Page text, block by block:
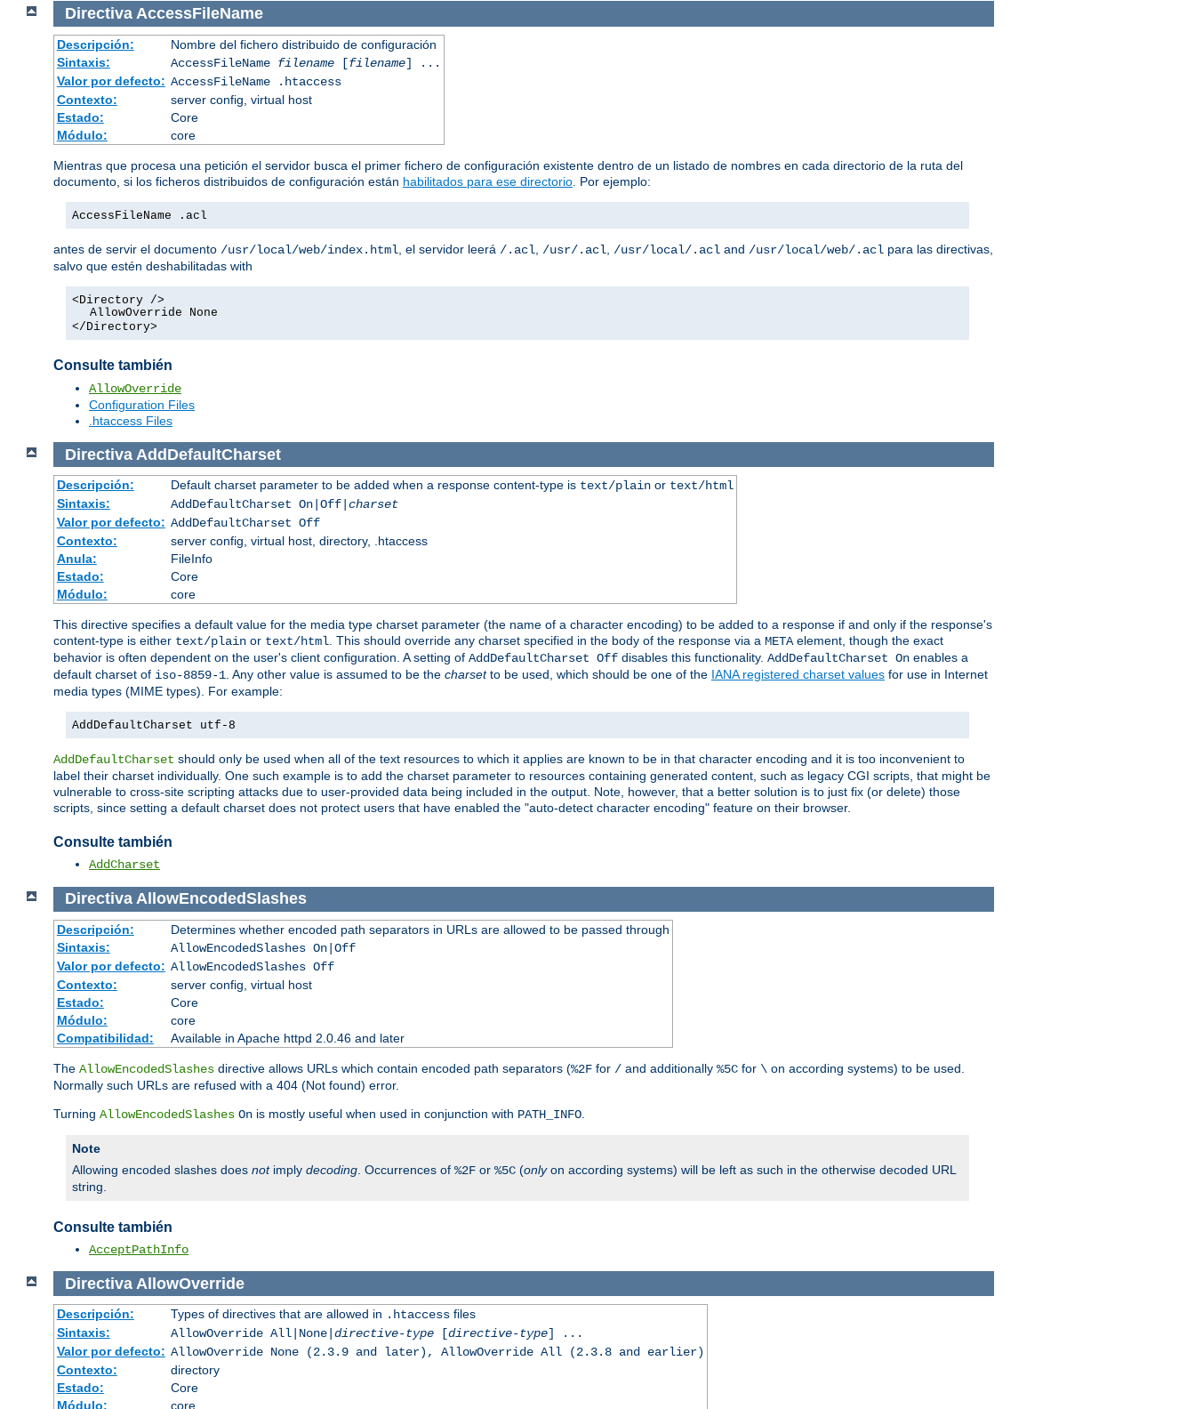
Directiva AccessFileName
Descripción:
Nombre del fichero distribuido de configuración
Sintaxis:
AccessFileName filename[filename] ...
Valor por defecto: AccessFileName .htaccess
Contexto:
server config, virtual host
Estado:
Core
Módulo:
core
Mientras que procesa una petición el servidor busca el primer fichero de configuración existente dentro de un listado de nombres en cada directorio de la ruta del
documento, si los ficheros distribuidos de configuración están habilitados para ese directorio . Por ejemplo:
AccessFileName .acl
antes de servir el documento /usr/local/web/index.html , el servidor leerá /.acl /usr/.acl /usr/local/.acl and /usr/local/web/.acl para las directivas,
salvo que estén deshabilitadas with
<Directory />
AllowOverride None
</Directory>
Consulte también
AllowOverride
Configuration Files
.htaccess Files
Directiva AddDefaultCharset
Descripción: Default charset parameter to be added when a response content-type is text/plainor text/html
Sintaxis:
AddDefaultCharset On|Off| charset
Valor por defecto: AddDefaultCharset Off
Contexto:
server config, virtual host, directory, .htaccess
Anula:
FileInfo
Estado:
Core
Módulo:
core
This directive specifies a default value for the media type charset parameter (the name of a character encoding) to be added to a response if and only if the response's
content-type is either text/plain or text/html. This should override any charset specified in the body of the response via a METAelement, though the exact
behavior is often dependent on the user's client configuration. A setting of AddDefaultCharset Off disables this functionality. AddDefaultCharset On enables a
default charset of iso-8859-1. Any other value is assumed to be the charsetto be used, which should be one of the IANA registered charset values for use in Internet
media types (MIME types). For example:
AddDefaultCharset utf-8
AddDefaultCharset should only be used when all of the text resources to which it applies are known to be in that character encoding and it is too inconvenient to
label their charset individually. One such example is to add the charset parameter to resources containing generated content, such as legacy CGI scripts, that might be
vulnerable to cross-site scripting attacks due to user-provided data being included in the output. Note, however, that a better solution is to just fix (or delete) those
scripts, since setting a default charset does not protect users that have enabled the "auto-detect character encoding" feature on their browser.
Consulte también
AddCharset
Directiva AllowEncodedSlashes
Descripción:
Determines whether encoded path separators in URLs are allowed to be passed through
Sintaxis:
AllowEncodedSlashes On|Off
Valor por defecto: AllowEncodedSlashes Off
Contexto:
server config, virtual host
Estado:
Core
Módulo:
core
Compatibilidad:
Available in Apache httpd 2.0.46 and later
The AllowEncodedSlashes directive allows URLs which contain encoded path separators (%2F for / and additionally %5C for \ on according systems) to be used.
Normally such URLs are refused with a 404 (Not found) error.
Turning AllowEncodedSlashes On is mostly useful when used in conjunction with PATH_INFO
Note
Allowing encoded slashes does notimply decoding . Occurrences of %2F or %5C (onlyon according systems) will be left as such in the otherwise decoded URL
string.
Consulte también
AcceptPathInfo
Directiva AllowOverride
Descripción: Types of directives that are allowed in .htaccessfiles
Sintaxis:
AllowOverride All|None| directive-type[directive-type] ...
Valor por defecto: AllowOverride None (2.3.9 and later), AllowOverride All (2.3.8 and earlier)
Contexto:
directory
Estado:
Core
Módulo:
core